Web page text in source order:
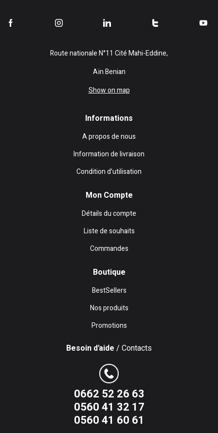
Route nationale N°11 Cité Mahi-Eddine,
Aïn Benian
Show on map
Informations
A propos de nous
Information de livraison
Condition d’utilisation
Mon Compte
Détails du compte
Liste de souhaits
Commandes
Boutique
BestSellers
Nos produits
Promotions
Besoin d'aide / Contacts
0662 52 26 63
0560 41 32 17
0560 41 60 61